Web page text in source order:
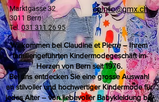
Marktgasse 32
3011 Bern
Tel.031 311 26 95
cpinfo@gmx.ch
Willkommen bei Claudine et Pierre – Ihrem
familiengeführten Kindermodegeschäft im
Herzen von Bern seit 1976.
Bei uns entdecken Sie eine grosse Auswahl
an stilvoller und hochwertiger Kindermode für
jedes Alter – von liebevoller Babykleidung bis